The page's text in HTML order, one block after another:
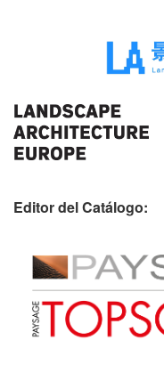
Editor del Catálogo: